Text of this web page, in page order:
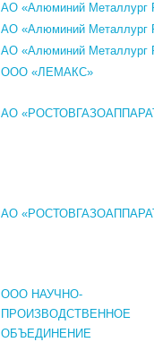
АО «Алюминий Металлург
АО «Алюминий Металлург
АО «Алюминий Металлург
ООО «ЛЕМАКС»
АО
АО
ООО НАУЧНО-
ПРОИЗВОДСТВЕННОЕ
ОБЪЕДИНЕНИЕ